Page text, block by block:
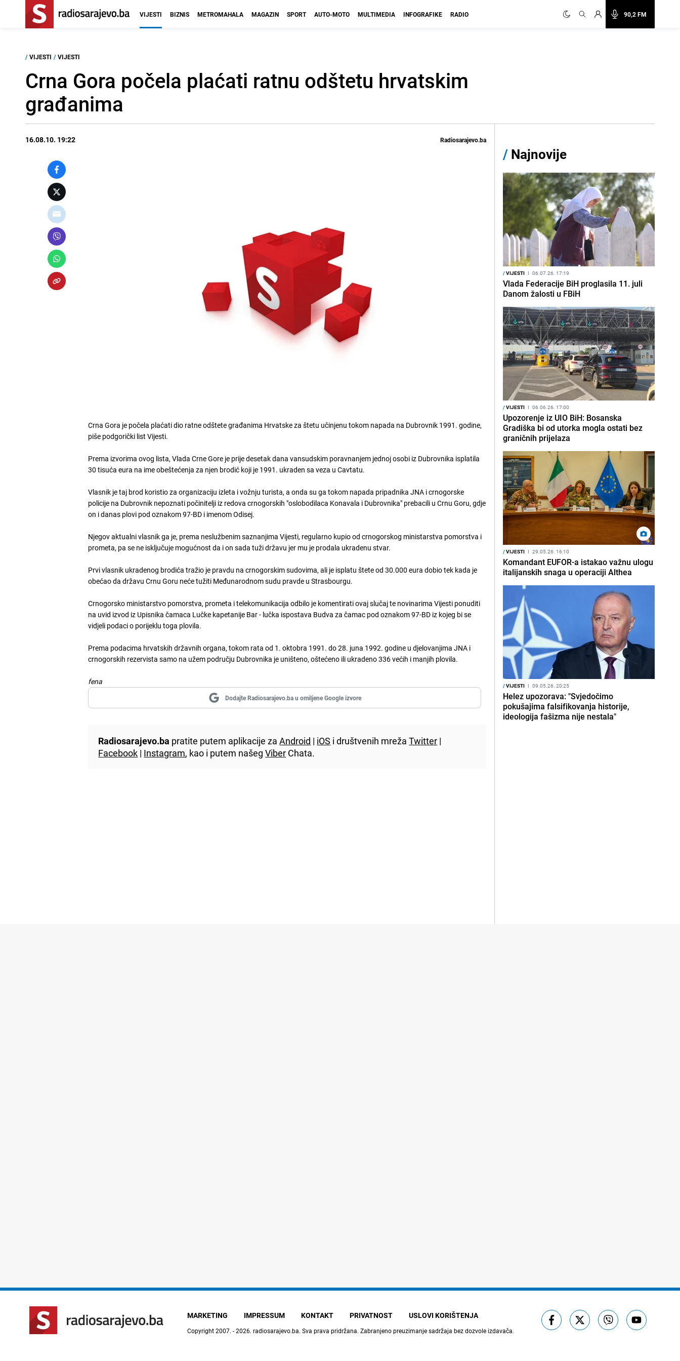
90,2 FM
VIJESTI BIZNIS METROMAHALA MAGAZIN SPORT AUTO-MOTO MULTIMEDIA INFOGRAFIKE RADIO
/ VIJESTI / VIJESTI
Crna Gora počela plaćati ratnu odštetu hrvatskim
građanima
16.08.10. 19:22 Radiosarajevo.ba
Crna Gora je počela plaćati dio ratne odštete građanima Hrvatske za štetu učinjenu tokom napada na Dubrovnik 1991. godine,
piše podgorički list Vijesti.
Prema izvorima ovog lista, Vlada Crne Gore je prije desetak dana vansudskim poravnanjem jednoj osobi iz Dubrovnika isplatila
30 tisuća eura na ime obeštećenja za njen brodić koji je 1991. ukraden sa veza u Cavtatu.
Vlasnik je taj brod koristio za organizaciju izleta i vožnju turista, a onda su ga tokom napada pripadnika JNA i crnogorske
policije na Dubrovnik nepoznati počinitelji iz redova crnogorskih "oslobodilaca Konavala i Dubrovnika" prebacili u Crnu Goru, gdje
on i danas plovi pod oznakom 97-BD i imenom Odisej.
Njegov aktualni vlasnik ga je, prema neslužbenim saznanjima Vijesti, regularno kupio od crnogorskog ministarstva pomorstva i
prometa, pa se ne isključuje mogućnost da i on sada tuži državu jer mu je prodala ukradenu stvar.
Prvi vlasnik ukradenog brodića tražio je pravdu na crnogorskim sudovima, ali je isplatu štete od 30.000 eura dobio tek kada je
obećao da državu Crnu Goru neće tužiti Međunarodnom sudu pravde u Strasbourgu.
Crnogorsko ministarstvo pomorstva, prometa i telekomunikacija odbilo je komentirati ovaj slučaj te novinarima Vijesti ponuditi
na uvid izvod iz Upisnika čamaca Lučke kapetanije Bar - lučka ispostava Budva za čamac pod oznakom 97-BD iz kojeg bi se
vidjeli podaci o porijeklu toga plovila.
Prema podacima hrvatskih državnih organa, tokom rata od 1. oktobra 1991. do 28. juna 1992. godine u djelovanjima JNA i
crnogorskih rezervista samo na užem području Dubrovnika je uništeno, oštećeno ili ukradeno 336 većih i manjih plovila.
fena
Dodajte Radiosarajevo.ba u omiljene Google izvore
Radiosarajevo.ba pratite putem aplikacije zaAndroid | iOS i društvenih mrežaTwitter |
Facebook | Instagram, kao i putem našegViber Chata.
/ Najnovije
/VIJESTI I 06.07.26. 17:19
Vlada Federacije BiH proglasila 11. juli
Danom žalosti u FBiH
/VIJESTI I 06.06.26. 17:00
Upozorenje iz UIO BiH: Bosanska
Gradiška bi od utorka mogla ostati bez
graničnih prijelaza
/VIJESTI I 29.05.26. 16:10
Komandant EUFOR-a istakao važnu ulogu
italijanskih snaga u operaciji Althea
/VIJESTI I 09.05.26. 20:25
Helez upozorava: "Svjedočimo
pokušajima falsifikovanja historije,
ideologija fašizma nije nestala"
MARKETING IMPRESSUM KONTAKT PRIVATNOST USLOVI KORIŠTENJA
Copyright 2007. - 2026. radiosarajevo.ba. Sva prava pridržana. Zabranjeno preuzimanje sadržaja bez dozvole izdavača.